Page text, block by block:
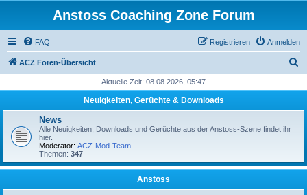
Anstoss Coaching Zone Forum
FAQ Anmelden
Registrieren
ACZ Foren-Übersicht
h
Aktuelle Zeit: 08.08.2026, 05:47
Neuigkeiten, Gerüchte & Downloads
News
Alle Neuigkeiten, Downloads und Gerüchte aus der Anstoss-Szene findet ihr
hier.
Moderator: ACZ-Mod-Team
Themen: 347
Anstoss